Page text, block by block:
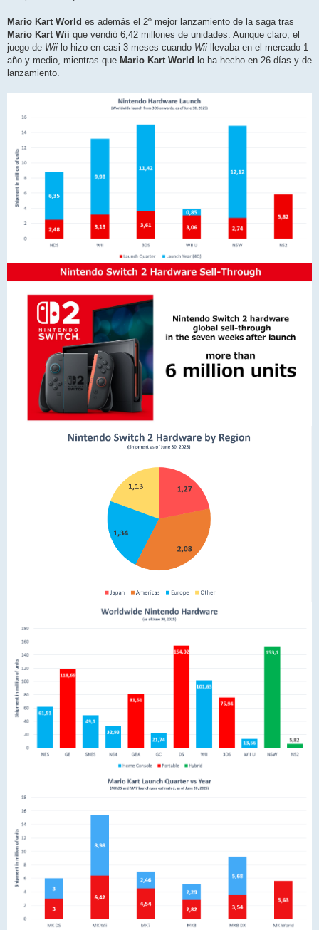
Mario Kart World es además el 2º mejor lanzamiento de la saga tras
Mario Kart Wii que vendió 6,42 millones de unidades. Aunque claro, el
juego de Wii lo hizo en casi 3 meses cuando Wii llevaba en el mercado 1
año y medio, mientras que Mario Kart World lo ha hecho en 26 días y de
lanzamiento.